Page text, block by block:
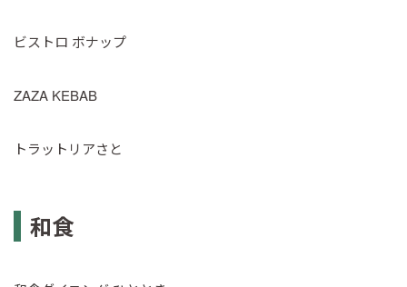
ビストロ ボナップ
ZAZA KEBAB
トラットリアさと
和食